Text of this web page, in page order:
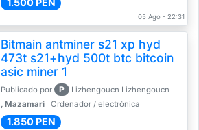
1.500 PEN
05 Ago - 22:31
Bitmain antminer s21 xp hyd
473t s21+hyd 500t btc bitcoin
asic miner 1
Publicado por P
Lizhengoucn Lizhengoucn
, Mazamari
Ordenador / electrónica
1.850 PEN